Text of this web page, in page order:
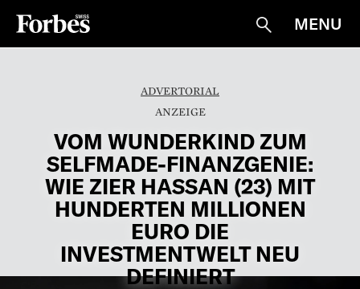
Suche
MENU
ADVERTORIAL
VOM WUNDERKIND ZUM
SELFMADE-FINANZGENIE:
WIE ZIER HASSAN (23) MIT
HUNDERTEN MILLIONEN
EURO DIE
INVESTMENTWELT NEU
DEFINIERT